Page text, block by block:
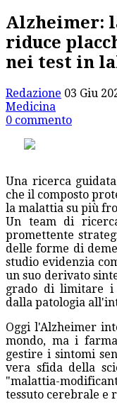
Alzheimer:
riduce
nei test in
Redazione 03 Giu
Medicina
0 commento
Una ricerca
che il composto
la malattia su più
Un team di
promettente
delle forme di
studio evidenzia
un suo derivato
grado di limitare i
dalla patologia
Oggi l'Alzheimer
mondo, ma i
gestire i sintomi
vera sfida della
"malattia-
tessuto cerebrale e